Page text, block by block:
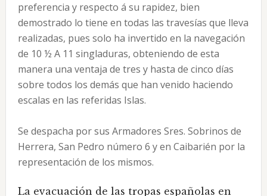
preferencia y respecto á su rapidez, bien
demostrado lo tiene en todas las travesías que lleva
realizadas, pues solo ha invertido en la navegación
de 10 ½ A 11 singladuras, obteniendo de esta
manera una ventaja de tres y hasta de cinco días
sobre todos los demás que han venido haciendo
escalas en las referidas Islas.
Se despacha por sus Armadores Sres. Sobrinos de
Herrera, San Pedro número 6 y en Caibarién por la
representación de los mismos.
La evacuación de las tropas españolas en